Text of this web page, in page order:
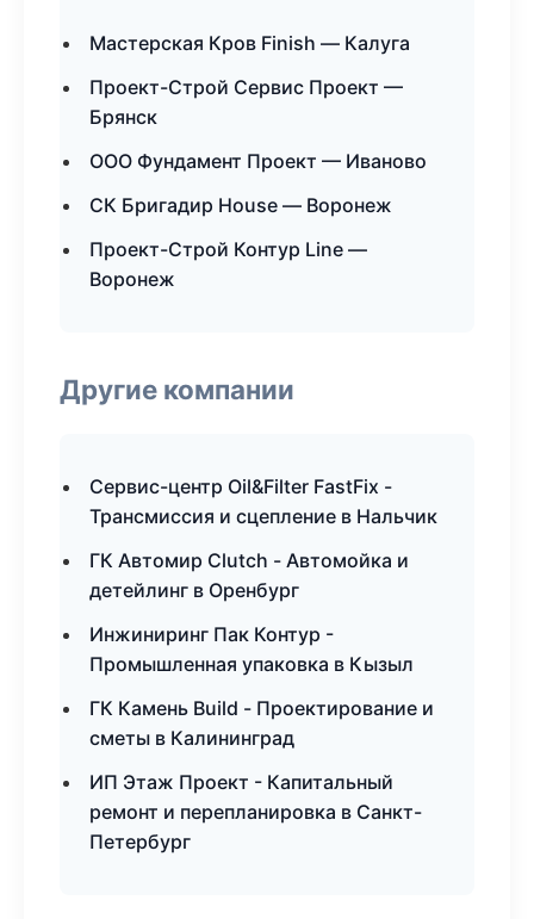
Мастерская Кров Finish — Калуга
Проект-Строй Сервис Проект —
Брянск
ООО Фундамент Проект — Иваново
СК Бригадир House — Воронеж
Проект-Строй Контур Line —
Воронеж
Другие компании
Сервис-центр Oil&Filter FastFix -
Трансмиссия и сцепление в Нальчик
ГК Автомир Clutch - Автомойка и
детейлинг в Оренбург
Инжиниринг Пак Контур -
Промышленная упаковка в Кызыл
ГК Камень Build - Проектирование и
сметы в Калининград
ИП Этаж Проект - Капитальный
ремонт и перепланировка в Санкт-
Петербург